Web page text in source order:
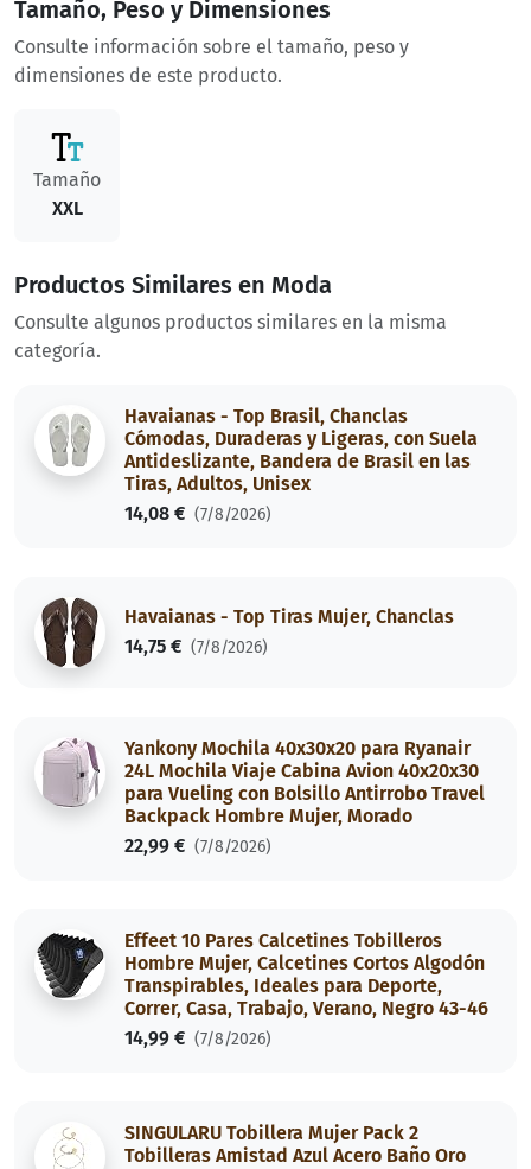
Tamaño, Peso y Dimensiones
Consulte información sobre el tamaño, peso y
dimensiones de este producto.
Tamaño
XXL
Productos Similares en Moda
Consulte algunos productos similares en la misma
categoría.
Havaianas - Top Brasil, Chanclas
Cómodas, Duraderas y Ligeras, con Suela
Antideslizante, Bandera de Brasil en las
Tiras, Adultos, Unisex
14,08 € (7/8/2026)
Havaianas - Top Tiras Mujer, Chanclas
14,75 € (7/8/2026)
Yankony Mochila 40x30x20 para Ryanair
24L Mochila Viaje Cabina Avion 40x20x30
para Vueling con Bolsillo Antirrobo Travel
Backpack Hombre Mujer, Morado
22,99 € (7/8/2026)
Effeet 10 Pares Calcetines Tobilleros
Hombre Mujer, Calcetines Cortos Algodón
Transpirables, Ideales para Deporte,
Correr, Casa, Trabajo, Verano, Negro 43-46
14,99 € (7/8/2026)
SINGULARU Tobillera Mujer Pack 2
Tobilleras Amistad Azul Acero Baño Oro